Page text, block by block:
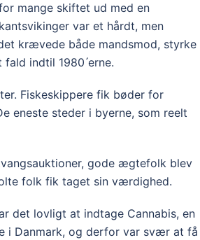
mange skiftet ud med en
var et hårdt, men
krævede både mandsmod, styrke
indtil 1980 ́erne.
Fiskeskippere fik bøder for
eneste steder i byerne, som reelt
gode ægtefolk blev
folk fik taget sin værdighed.
det lovligt at indtage Cannabis, en
i Danmark, og derfor var svær at få